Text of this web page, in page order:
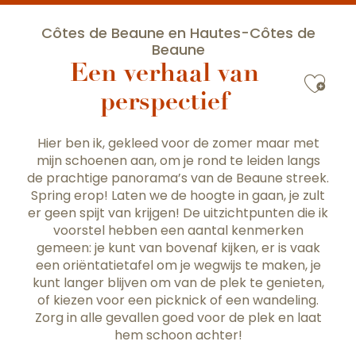
Côtes de Beaune en Hautes-Côtes de
Beaune
Een verhaal van
perspectief
Hier ben ik, gekleed voor de zomer maar met
mijn schoenen aan, om je rond te leiden langs
de prachtige panorama’s van de Beaune streek.
Spring erop! Laten we de hoogte in gaan, je zult
er geen spijt van krijgen! De uitzichtpunten die ik
voorstel hebben een aantal kenmerken
gemeen: je kunt van bovenaf kijken, er is vaak
een oriëntatietafel om je wegwijs te maken, je
kunt langer blijven om van de plek te genieten,
of kiezen voor een picknick of een wandeling.
Zorg in alle gevallen goed voor de plek en laat
hem schoon achter!